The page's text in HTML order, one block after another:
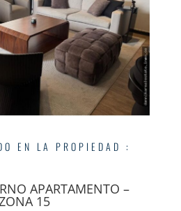
EN LA PROPIEDAD :
APARTAMENTO –
15